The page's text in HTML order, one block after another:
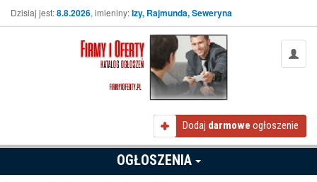
Dzisiaj jest:8.8.2026, imieniny:Izy, Rajmunda, Seweryna
Dodaj darmowe ogłoszenie
OGŁOSZENIA